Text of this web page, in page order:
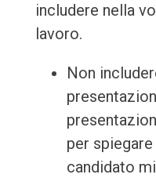
includere nella
lavoro.
Non
per
candidato